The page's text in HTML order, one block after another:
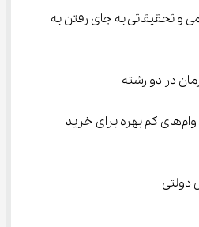
علمی و تحقیقاتی به جای رفتن به
در دو رشته
امکان بهره‌مندی از وام‌های کم بهره برای خرید
دولتی